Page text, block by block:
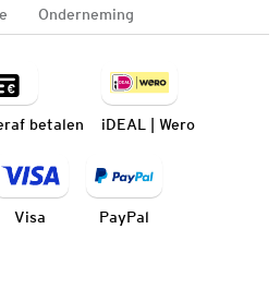
Onderneming
betalen iDEAL | Wero
Visa PayPal